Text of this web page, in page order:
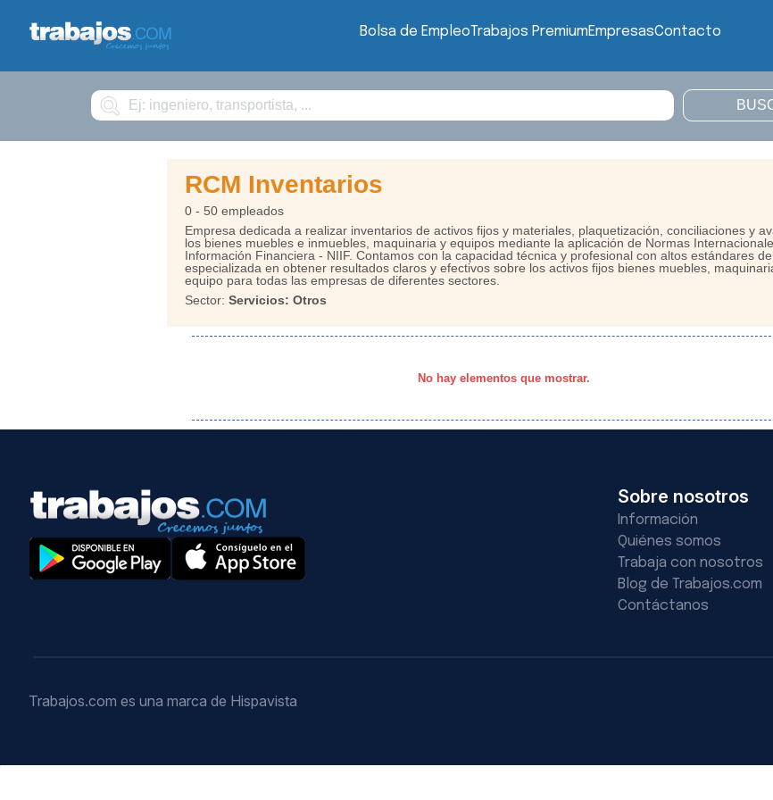
Bolsa de EmpleoTrabajos PremiumEmpresasContacto
Buscar
RCM Inventarios
0 - 50 empleados
Empresa dedicada a realizar inventarios de activos fijos y materiales, plaquetización, conciliaciones y
los bienes muebles e inmuebles, maquinaria y equipos mediante la aplicación de Normas
Información Financiera - NIIF. Contamos con la capacidad técnica y profesional con altos estándares de
especializada en obtener resultados claros y efectivos sobre los activos fijos bienes muebles,
equipo para todas las empresas de diferentes sectores.
Sector: Servicios: Otros
No hay elementos que mostrar.
Sobre nosotros
Información
Quiénes somos
Trabaja con nosotros
Blog de Trabajos.com
Contáctanos
Trabajos.com es una marca de Hispavista